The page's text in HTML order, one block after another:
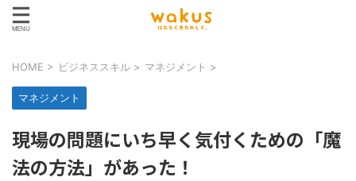
HOME > ビジネススキル > マネジメント >
マネジメント
現場の問題にいち早く気付くための「魔
法の方法」があった！